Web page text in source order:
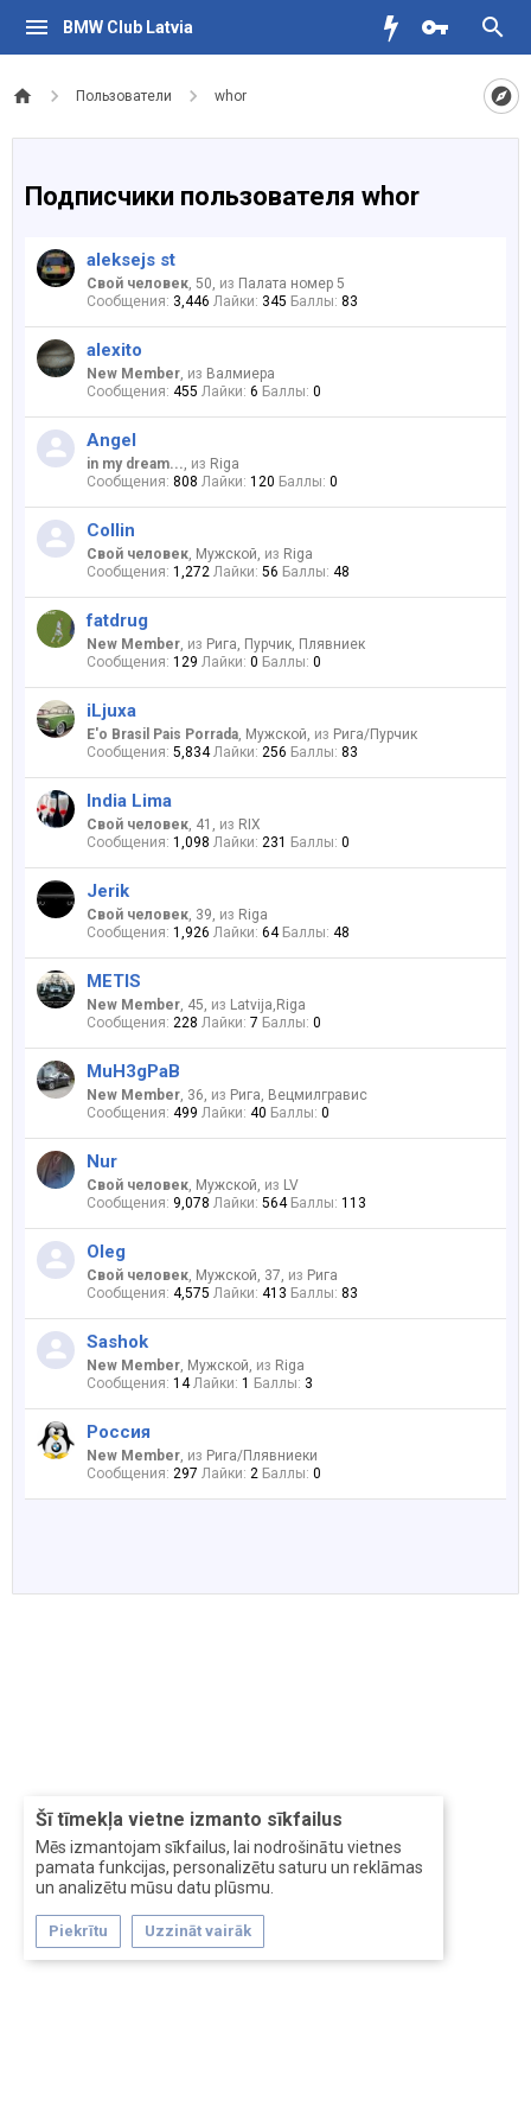
BMW Club Latvia
Пользователи whor
Šī tīmekļa vietne izmanto sīkfailus
Mēs izmantojam sīkfailus, lai nodrošinātu vietnes
pamata funkcijas, personalizētu saturu un reklāmas
un analizētu mūsu datu plūsmu.
Piekrītu Uzzināt vairāk
Подписчики пользователя whor
aleksejs st
Свой человек, 50, из Палата номер 5
Сообщения: 3,446 Лайки: 345 Баллы: 83
alexito
New Member, из Валмиера
Сообщения: 455 Лайки: 6 Баллы: 0
Angel
in my dream..., из Riga
Сообщения: 808 Лайки: 120 Баллы: 0
Collin
Свой человек, Мужской, из Riga
Сообщения: 1,272 Лайки: 56 Баллы: 48
fatdrug
New Member, из Рига, Пурчик, Плявниек
Сообщения: 129 Лайки: 0 Баллы: 0
iLjuxa
E'o Brasil Pais Porrada, Мужской, из Рига/Пурчик
Сообщения: 5,834 Лайки: 256 Баллы: 83
India Lima
Свой человек, 41, из RIX
Сообщения: 1,098 Лайки: 231 Баллы: 0
Jerik
Свой человек, 39, из Riga
Сообщения: 1,926 Лайки: 64 Баллы: 48
METIS
New Member, 45, из Latvija,Riga
Сообщения: 228 Лайки: 7 Баллы: 0
MuH3gPaB
New Member, 36, из Рига, Вецмилгравис
Сообщения: 499 Лайки: 40 Баллы: 0
Nur
Свой человек, Мужской, из LV
Сообщения: 9,078 Лайки: 564 Баллы: 113
Oleg
Свой человек, Мужской, 37, из Рига
Сообщения: 4,575 Лайки: 413 Баллы: 83
Sashok
New Member, Мужской, из Riga
Сообщения: 14 Лайки: 1 Баллы: 3
Россия
New Member, из Рига/Плявниеки
Сообщения: 297 Лайки: 2 Баллы: 0